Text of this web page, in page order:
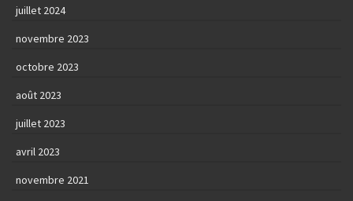
juillet 2024
novembre 2023
octobre 2023
août 2023
juillet 2023
avril 2023
novembre 2021